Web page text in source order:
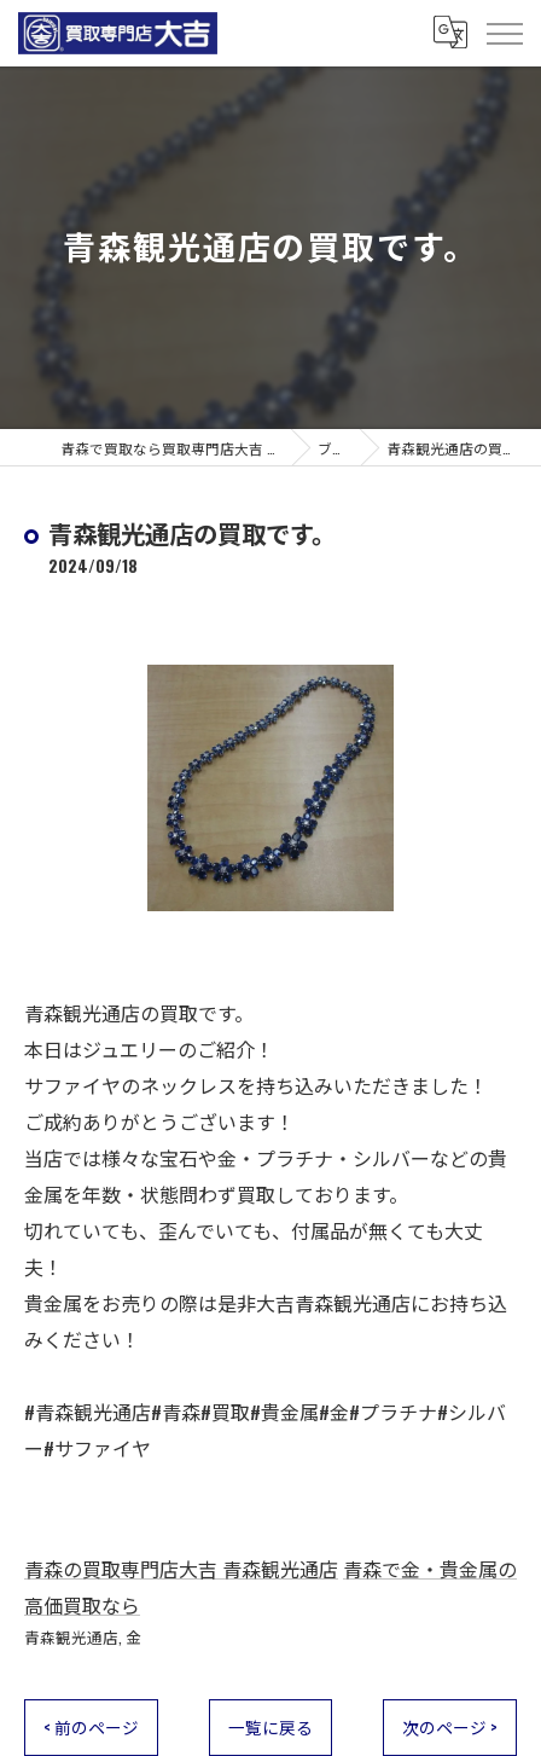
青森観光通店の買取です。
ブログ 青森観光通店の買取です。
青森観光通店の買取です。
2024/09/18
青森観光通店の買取です。
本日はジュエリーのご紹介！
サファイヤのネックレスを持ち込みいただきました！
ご成約ありがとうございます！
当店では様々な宝石や金・プラチナ・シルバーなどの貴
金属を年数・状態問わず買取しております。
切れていても、歪んでいても、付属品が無くても大丈
夫！
貴金属をお売りの際は是非大吉青森観光通店にお持ち込
みください！
#青森観光通店#青森#買取#貴金属#金#プラチナ#シルバ
ー#サファイヤ
青森の買取専門店大吉 青森観光通店 青森で金・貴金属の
高価買取なら
青森観光通店 金
< 前のページ 一覧に戻る 次のページ >